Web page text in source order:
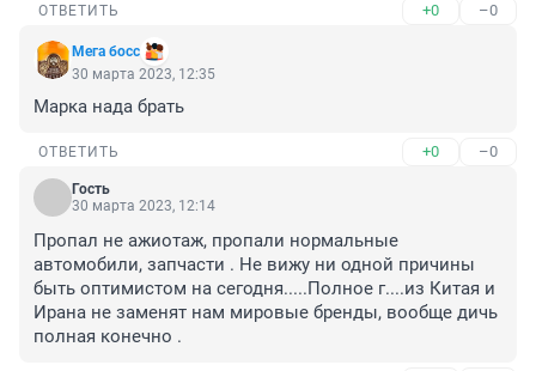
ОТВЕТИТЬ +0 –0
Мега босс
30 марта 2023, 12:35
Марка нада брать
ОТВЕТИТЬ +0 –0
Гость
30 марта 2023, 12:14
Пропал не ажиотаж, пропали нормальные
автомобили, запчасти . Не вижу ни одной причины
быть оптимистом на сегодня.....Полное г....из Китая и
Ирана не заменят нам мировые бренды, вообще дичь
полная конечно .